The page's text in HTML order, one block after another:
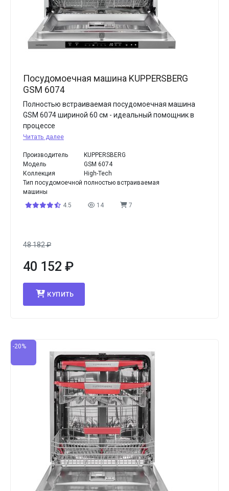
Посудомоечная машина KUPPERSBERG
GSM 6074
Полностью встраиваемая посудомоечная машина
GSM 6074 шириной 60 см - идеальный помощник в
процессе
Читать далее
Производитель
KUPPERSBERG
Модель
GSM 6074
Коллекция
High-Tech
Тип посудомоечной
машины
полностью встраиваемая
4.5 14 7
48 182₽
40 152 ₽
КУПИТЬ
-20%